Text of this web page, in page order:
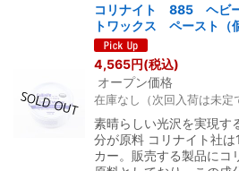
コリナイト 885 ヘビ
トワックス ペースト（
4,565円(税込)
オープン価格
在庫なし（次回入荷は未定
素晴らしい光沢を実現す
分が原料 コリナイト社
カー。販売する製品にコ